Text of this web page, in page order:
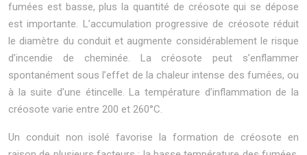
fumées est basse, plus la quantité de créosote qui se dépose
est importante. L’accumulation progressive de créosote réduit
le diamètre du conduit et augmente considérablement le risque
d’incendie de cheminée. La créosote peut s’enflammer
spontanément sous l’effet de la chaleur intense des fumées, ou
à la suite d’une étincelle. La température d’inflammation de la
créosote varie entre 200 et 260°C.
Un conduit non isolé favorise la formation de créosote en